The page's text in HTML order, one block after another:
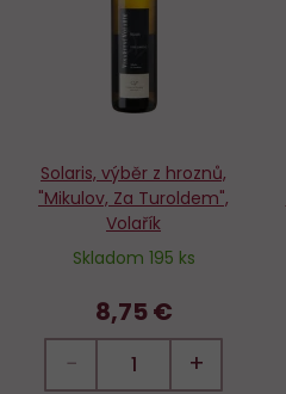
Solaris, výběr z hroznů,
"Mikulov, Za Turoldem",
Volařík
Skladom 195 ks
8,75 €
− +